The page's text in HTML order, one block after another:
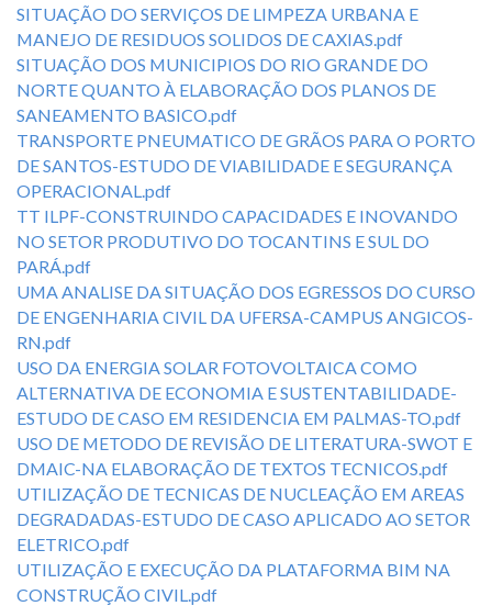
SITUAÇÃO DO SERVIÇOS DE LIMPEZA URBANA E
MANEJO DE RESIDUOS SOLIDOS DE CAXIAS.pdf
SITUAÇÃO DOS MUNICIPIOS DO RIO GRANDE DO
NORTE QUANTO À ELABORAÇÃO DOS PLANOS DE
SANEAMENTO BASICO.pdf
TRANSPORTE PNEUMATICO DE GRÃOS PARA O PORTO
DE SANTOS-ESTUDO DE VIABILIDADE E SEGURANÇA
OPERACIONAL.pdf
TT ILPF-CONSTRUINDO CAPACIDADES E INOVANDO
NO SETOR PRODUTIVO DO TOCANTINS E SUL DO
PARÁ.pdf
UMA ANALISE DA SITUAÇÃO DOS EGRESSOS DO CURSO
DE ENGENHARIA CIVIL DA UFERSA-CAMPUS ANGICOS-
RN.pdf
USO DA ENERGIA SOLAR FOTOVOLTAICA COMO
ALTERNATIVA DE ECONOMIA E SUSTENTABILIDADE-
ESTUDO DE CASO EM RESIDENCIA EM PALMAS-TO.pdf
USO DE METODO DE REVISÃO DE LITERATURA-SWOT E
DMAIC-NA ELABORAÇÃO DE TEXTOS TECNICOS.pdf
UTILIZAÇÃO DE TECNICAS DE NUCLEAÇÃO EM AREAS
DEGRADADAS-ESTUDO DE CASO APLICADO AO SETOR
ELETRICO.pdf
UTILIZAÇÃO E EXECUÇÃO DA PLATAFORMA BIM NA
CONSTRUÇÃO CIVIL.pdf